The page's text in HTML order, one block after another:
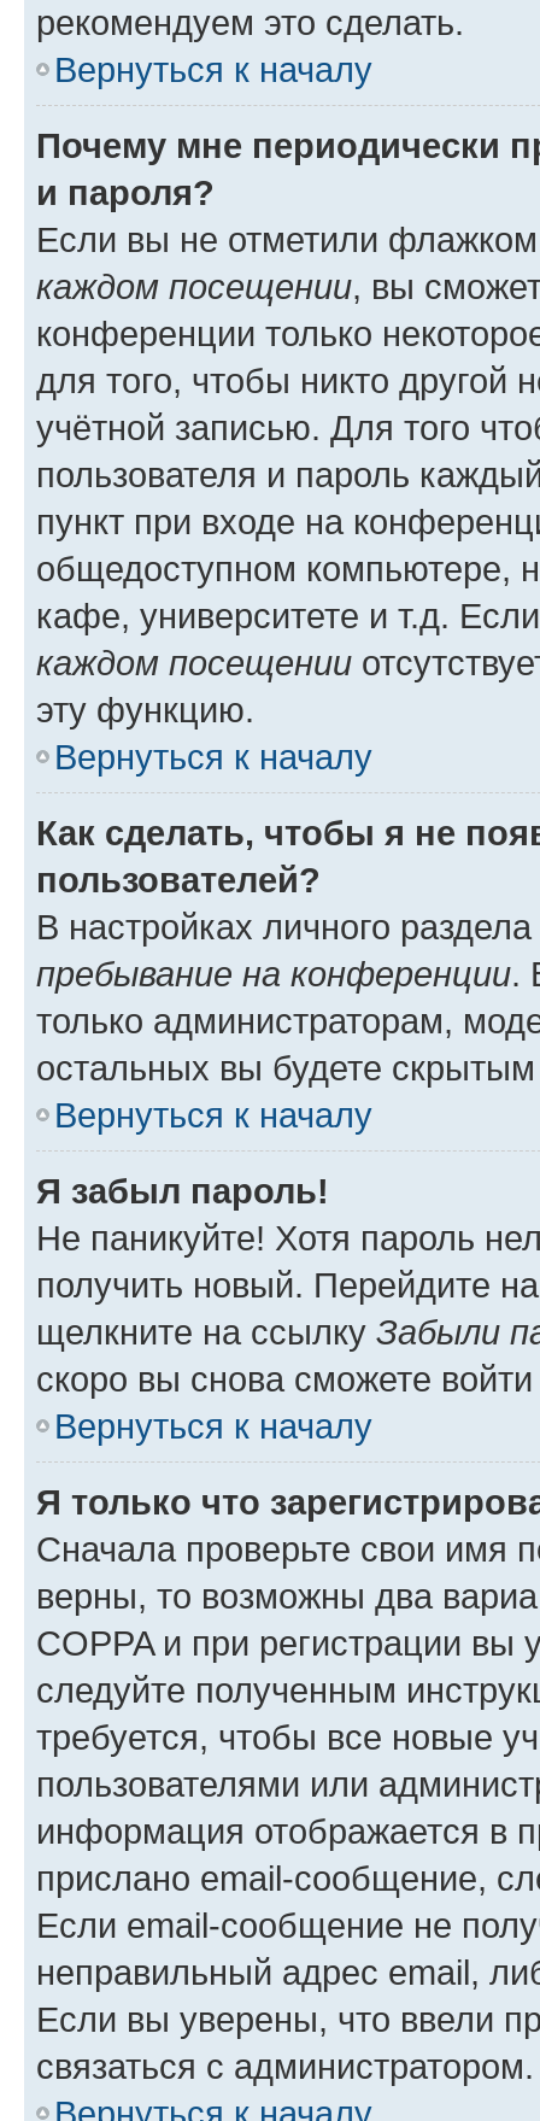
рекомендуем это сделать.
Вернуться к началу
Почему мне периодически
и пароля?
Если вы не отметили
каждом посещении, вы
конференции только
для того, чтобы никто другой
учётной записью. Для того
пользователя и пароль
пункт при входе на
общедоступном компьютере,
кафе, университете и т.д.
каждом посещении
эту функцию.
Вернуться к началу
Как сделать, чтобы я не
пользователей?
В настройках личного
пребывание на конференции.
только администраторам,
остальных вы будете
Вернуться к началу
Я забыл пароль!
Не паникуйте! Хотя пароль
получить новый. Перейдите
щелкните на ссылку Забыли
скоро вы снова сможете
Вернуться к началу
Я только что
Сначала проверьте свои имя
верны, то возможны два
COPPA и при регистрации вы
следуйте полученным
требуется, чтобы все новые
пользователями или
информация отображается в
прислано email-сообщение,
Если email-сообщение не
неправильный адрес email,
Если вы уверены, что ввели
связаться с администратором.
Вернуться к началу